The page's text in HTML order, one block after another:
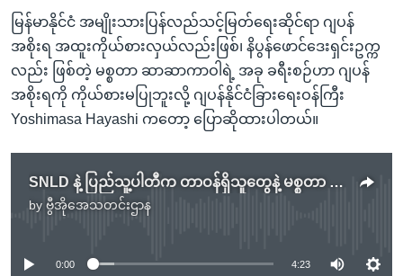
မြန်မာနိုင်ငံ အမျိုးသားပြန်လည်သင့်မြတ်ရေးဆိုင်ရာ ဂျပန်
အစိုးရ အထူးကိုယ်စားလှယ်လည်းဖြစ်၊ နိပွန်ဖောင်ဒေးရှင်းဥက္က
လည်း ဖြစ်တဲ့ မစ္စတာ ဆာဆာကာဝါရဲ့ အခု ခရီးစဉ်ဟာ ဂျပန်
အစိုးရကို ကိုယ်စားမပြုဘူးလို့ ဂျပန်နိုင်ငံခြားရေးဝန်ကြီး
Yoshimasa Hayashi ကတော့ ပြောဆိုထားပါတယ်။
SNLD နဲ့ ပြည်သူ့ပါတီက တာဝန်ရှိသူတွေနဲ့ မစ္စတာ ဆာဆာကာဝါ တွေ့ဆုံ
by ဗွီအိုအေသတင်းဌာန
No media source currently available
0:00 4:23